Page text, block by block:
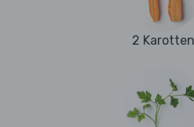
2 Karotten